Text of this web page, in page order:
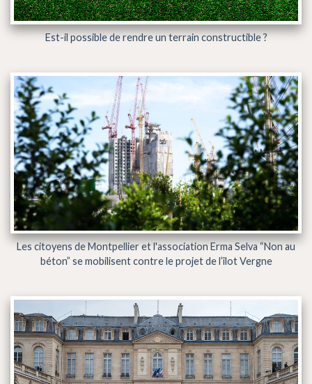
Est-il possible de rendre un terrain constructible ?
Les citoyens de Montpellier et l'association Erma Selva “Non au
béton” se mobilisent contre le projet de l’îlot Vergne